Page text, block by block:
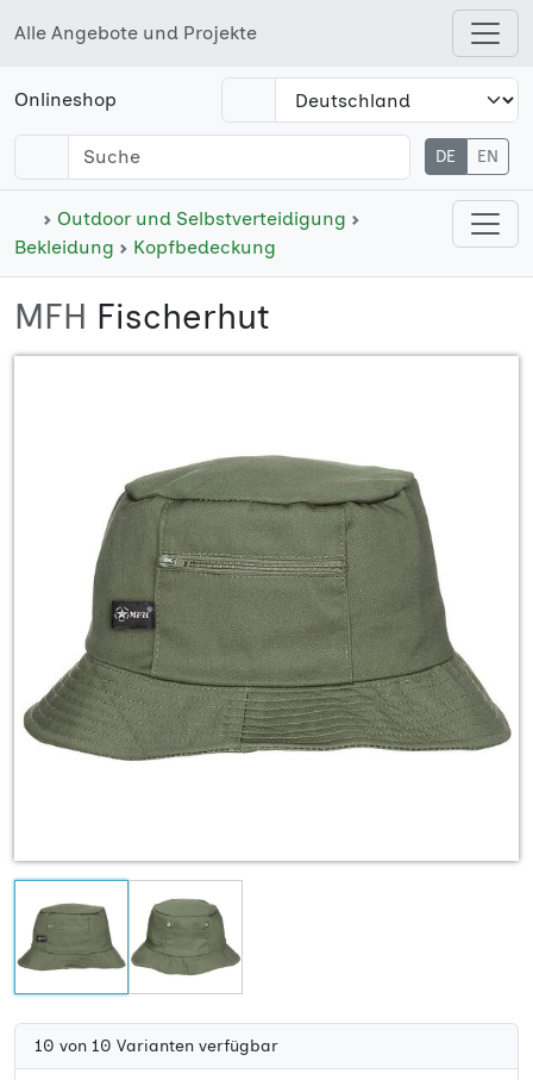
Alle Angebote und Projekte
Open shops menu
Onlineshop
DE EN
Outdoor und Selbstverteidigung
Bekleidung
Kopfbedeckung
Open
MFH Fischerhut
10 von 10 Varianten verfügbar